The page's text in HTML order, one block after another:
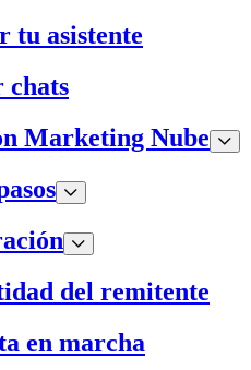
tu asistente
chats
Marketing Nube
del remitente
en marcha